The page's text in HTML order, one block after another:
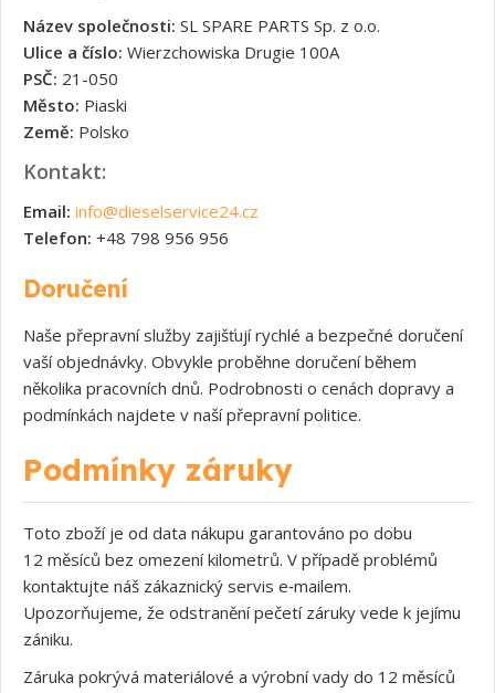
Název společnosti: SL SPARE PARTS Sp. z o.o.
Ulice a číslo: Wierzchowiska Drugie 100A
PSČ: 21-050
Město: Piaski
Země: Polsko
Kontakt:
Email: info@dieselservice24.cz
Telefon: +48 798 956 956
Doručení
Naše přepravní služby zajišťují rychlé a bezpečné doručení
vaší objednávky. Obvykle proběhne doručení během
několika pracovních dnů. Podrobnosti o cenách dopravy a
podmínkách najdete v naší přepravní politice.
Podmínky záruky
Toto zboží je od data nákupu garantováno po dobu
12 měsíců bez omezení kilometrů. V případě problémů
kontaktujte náš zákaznický servis e‑mailem.
Upozorňujeme, že odstranění pečetí záruky vede k jejímu
zániku.
Záruka pokrývá materiálové a výrobní vady do 12 měsíců